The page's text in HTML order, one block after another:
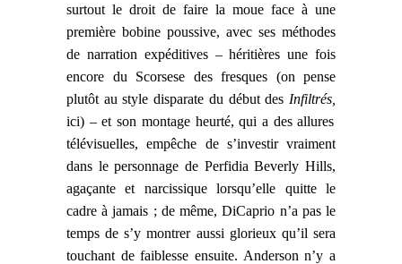
surtout le droit de faire la moue face à une
première bobine poussive, avec ses méthodes
de narration expéditives– héritières une fois
encore du Scorsese des fresques (on pense
plutôt au style disparate du début des Infiltrés,
ici) –et son montage heurté, qui a des allures
télévisuelles,empêche de s’investir vraiment
dans le personnage de Perfidia Beverly Hills,
agaçante et narcissique lorsqu’elle quitte le
cadre à jamais ; de même, DiCaprio n’a pas le
temps de s’y montrer aussi glorieux qu’il sera
touchant de faiblesse ensuite. Anderson n’y a